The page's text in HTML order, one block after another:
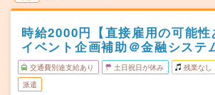
時給2000円【直接雇用の可能性
イベント企画補助＠金融システ
交通費別途支給あり 土日祝日が休み 残業なし
派遣